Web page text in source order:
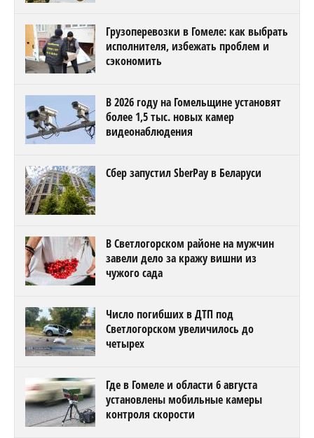
Грузоперевозки в Гомеле: как выбрать
исполнителя, избежать проблем и
сэкономить
В 2026 году на Гомельщине установят
более 1,5 тыс. новых камер
видеонаблюдения
Сбер запустил SberPay в Беларуси
В Светлогорском районе на мужчин
завели дело за кражу вишни из
чужого сада
Число погибших в ДТП под
Светлогорском увеличилось до
четырех
Где в Гомеле и области 6 августа
установлены мобильные камеры
контроля скорости